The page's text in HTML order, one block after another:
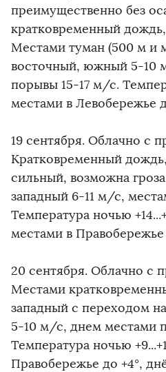
преимущественно без
кратковременный
Местами туман (500 м и
восточный, южный 5-10
порывы 15-17 м/с.
местами в Левобережье
19 сентября. Облачно с
Кратковременный
сильный, возможна
западный 6-11 м/с,
Температура ночью
местами в Правобережье
20 сентября. Облачно с
Местами
западный с переходом
5-10 м/с, днем местами
Температура ночью
Правобережье до +4°,